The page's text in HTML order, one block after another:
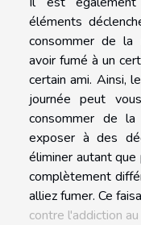
éléments
consommer de la
avoir fumé à un
certain ami. Ainsi,
journée peut
consommer de
exposer à des
éliminer autant
complètement
alliez fumer. Ce
contre l'addiction